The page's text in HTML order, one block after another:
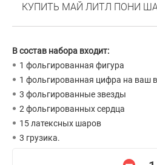
КУПИТЬ МАЙ ЛИТЛ ПОНИ
В состав набора входит:
1 фольгированная фигура
1 фольгированная цифра на ваш
3 фольгированные звезды
2 фольгированных сердца
15 латексных шаров
3 грузика.